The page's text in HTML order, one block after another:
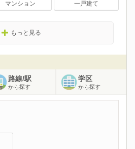
マンション 一戸建て
もっと見る
路線/駅
から探す
学区
から探す